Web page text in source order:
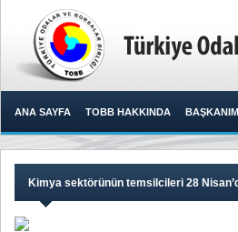
ANA SAYFA TOBB HAKKINDA
Kimya sektörünün temsilcileri 28